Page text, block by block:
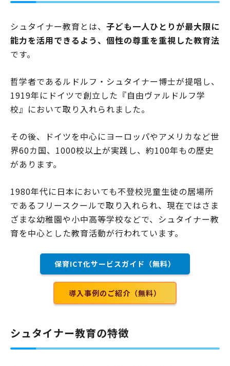
シュタイナー教育とは、 子ども一人ひとりが最大限に
能力を活用できるよう、個性の尊重を重視した教育法
です。
哲学者であるルドルフ・シュタイナー博士が提唱し、
1919年にドイツで創立した『自由ヴァルドルフ学
校』において取り入れられました。
その後、ドイツを中心にヨーロッパやアメリカなど世
界60カ国、1000校以上が実践し、約100年もの歴史
があります。
1980年代に日本においても不登校児童生徒の居場所
であるフリースクールで取り入れられ、現在ではさま
ざまな幼稚園や小中高等学校などで、シュタイナー教
育を中心とした教育活動が行われています。
保育ICT化サービスガイド（無料）
導入事例のご紹介（無料）
シュタイナー教育の特徴